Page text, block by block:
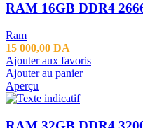
RAM 16GB DDR4
Ram
15 000,00 DA
Ajouter aux favoris
Ajouter au panier
Aperçu